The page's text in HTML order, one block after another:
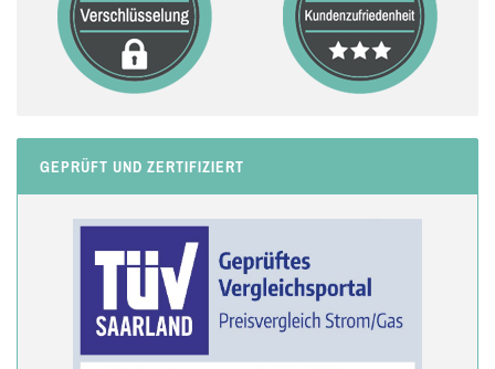
GEPRÜFT UND ZERTIFIZIERT